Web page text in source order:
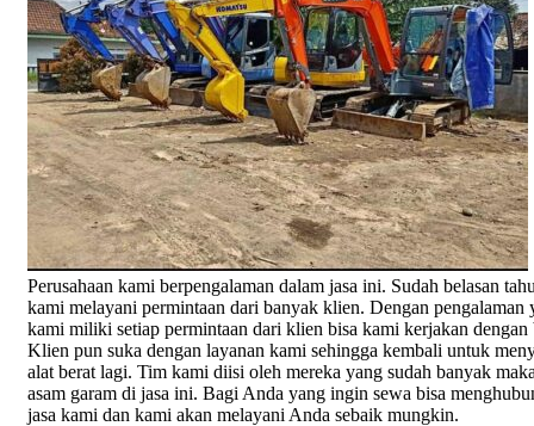
Perusahaan kami berpengalaman dalam jasa ini. Sudah belasan
kami melayani permintaan dari banyak klien. Dengan pengalaman
kami miliki setiap permintaan dari klien bisa kami kerjakan dengan
Klien pun suka dengan layanan kami sehingga kembali untuk
alat berat lagi. Tim kami diisi oleh mereka yang sudah banyak
asam garam di jasa ini. Bagi Anda yang ingin sewa bisa
jasa kami dan kami akan melayani Anda sebaik mungkin.